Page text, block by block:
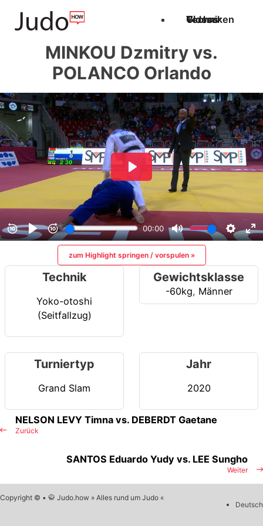
Techniken
Videos
Glossar
MINKOU Dzmitry vs.
POLANCO Orlando
zum Highlight springen / vorspulen »
Technik
Yoko-otoshi
(Seitfallzug)
Gewichtsklasse
-60kg, Männer
Turniertyp
Grand Slam
Jahr
2020
Zurück
NELSON LEVY Timna vs. DEBERDT Gaetane
Weiter
SANTOS Eduardo Yudy vs. LEE Sungho
Copyright © • 🥋 Judo.how » Alles rund um Judo «
Deutsch